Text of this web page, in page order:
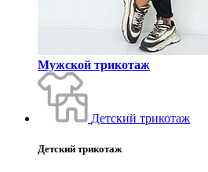
Мужской трикотаж
Детский трикотаж
Детский трикотаж